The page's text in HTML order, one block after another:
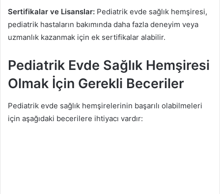
Sertifikalar ve Lisanslar: Pediatrik evde sağlık hemşiresi,
pediatrik hastaların bakımında daha fazla deneyim veya
uzmanlık kazanmak için ek sertifikalar alabilir.
Pediatrik Evde Sağlık Hemşiresi
Olmak İçin Gerekli Beceriler
Pediatrik evde sağlık hemşirelerinin başarılı olabilmeleri
için aşağıdaki becerilere ihtiyacı vardır: